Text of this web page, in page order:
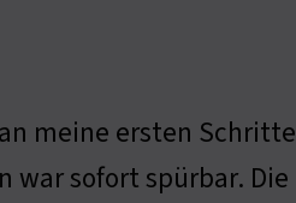
meine ersten
sofort spürbar.